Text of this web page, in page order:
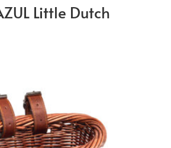
Little Dutch